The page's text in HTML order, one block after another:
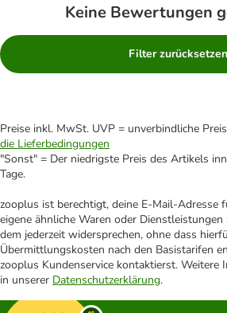
Keine Bewertungen
Filter zurücksetzen
Preise inkl. MwSt. UVP = unverbindliche
die Lieferbedingungen
"Sonst" = Der niedrigste Preis des Artikels
Tage.
zooplus ist berechtigt, deine E-Mail-Adresse
eigene ähnliche Waren oder
dem jederzeit widersprechen, ohne dass
Übermittlungskosten nach den Basistarifen
zooplus Kundenservice kontaktierst. Weitere
in unserer Datenschutzerklärung.